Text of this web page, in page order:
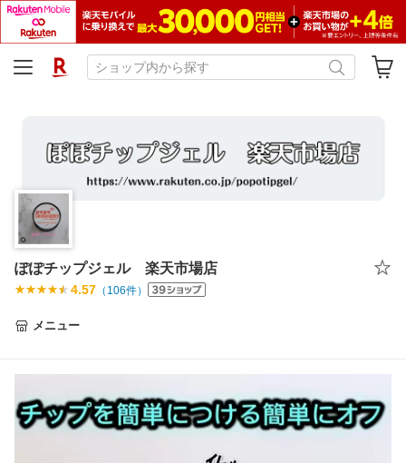
ぽぽチップジェル 楽天市場店
4.57 （ 106件）
メニュー